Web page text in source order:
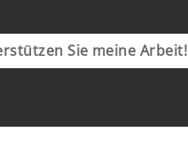
Sie meine Arbeit!